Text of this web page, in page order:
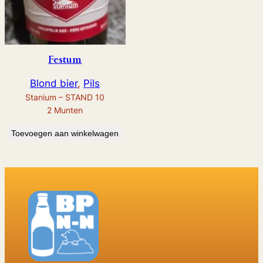
Festum
Blond bier, Pils
Stanium – STAND 10
2 Munten
Toevoegen aan winkelwagen